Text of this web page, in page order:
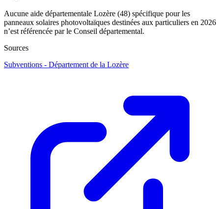
Aucune aide départementale Lozère (48) spécifique pour les
panneaux solaires photovoltaïques destinées aux particuliers en 2026
n’est référencée par le Conseil départemental.
Sources
Subventions - Département de la Lozère